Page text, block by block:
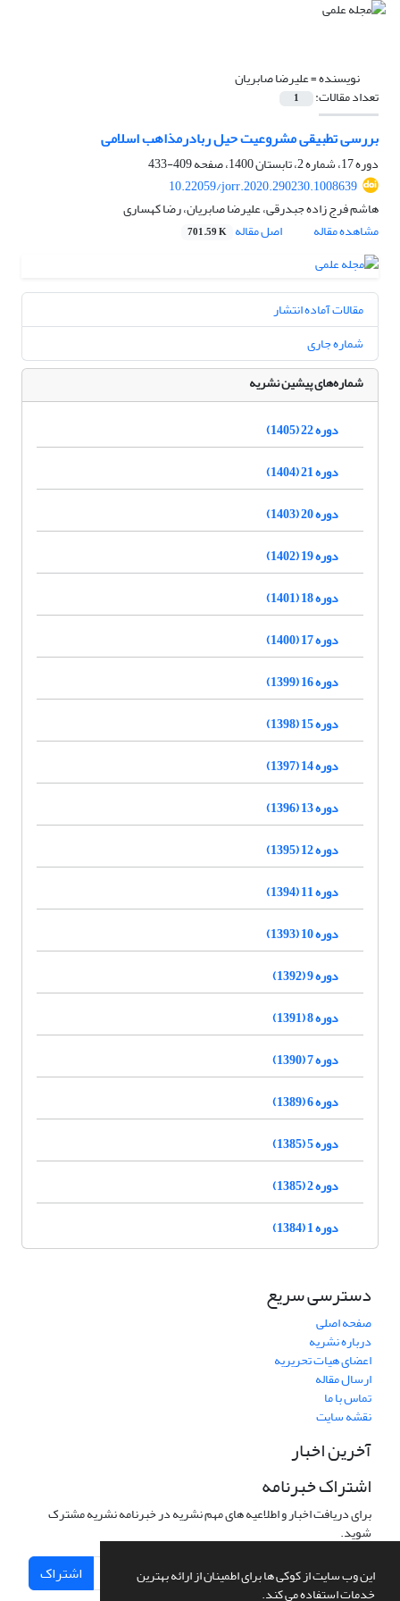
این وب سایت از کوکی ها برای اطمینان از ارائه بهترین
خدمات استفاده می کند.
نویسنده =علیرضا صابریان
تعداد مقالات: 1
بررسی تطبیقی مشروعیت حیل ربادرمذاهب اسلامی
دوره 17، شماره 2، تابستان 1400، صفحه
409-433
10.22059/jorr.2020.290230.1008639
هاشم فرج زاده جبدرقی، علیرضا صابریان، رضا کهساری
مشاهده مقاله
اصل مقاله 701.59 K
مقالات آماده انتشار
شماره جاری
شماره‌های پیشین نشریه
دوره 22 (1405)
دوره 21 (1404)
دوره 20 (1403)
دوره 19 (1402)
دوره 18 (1401)
دوره 17 (1400)
دوره 16 (1399)
دوره 15 (1398)
دوره 14 (1397)
دوره 13 (1396)
دوره 12 (1395)
دوره 11 (1394)
دوره 10 (1393)
دوره 9 (1392)
دوره 8 (1391)
دوره 7 (1390)
دوره 6 (1389)
دوره 5 (1385)
دوره 2 (1385)
دوره 1 (1384)
دسترسی سریع
صفحه اصلی
درباره نشریه
اعضای هیات تحریریه
ارسال مقاله
تماس با ما
نقشه سایت
آخرین اخبار
اشتراک خبرنامه
برای دریافت اخبار و اطلاعیه های مهم نشریه در خبرنامه نشریه مشترک
شوید.
اشتراک